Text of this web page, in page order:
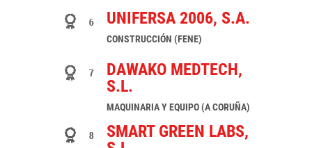
UNIFERSA 2006, S.A.
CONSTRUCCIÓN (FENE)
DAWAKO MEDTECH,
S.L.
MAQUINARIA Y EQUIPO (A CORUÑA)
SMART GREEN LABS,